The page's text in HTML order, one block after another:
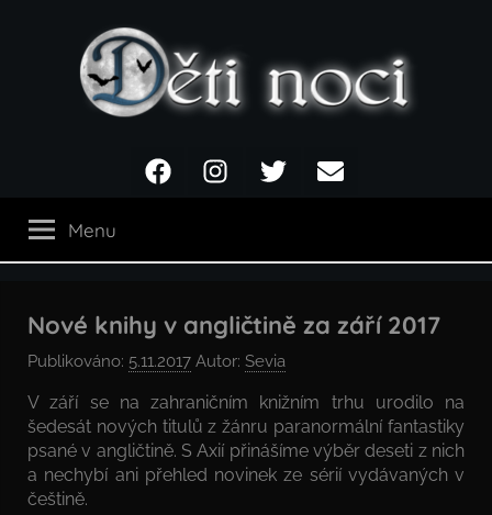
noci
FacebookInstagramTwitter Email
Menu
Nové knihy v angličtině za září 2017
Publikováno: 5.11.2017 Autor: Sevia
V září se na zahraničním knižním trhu urodilo na
šedesát nových titulů z žánru paranormální fantastiky
psané v angličtině. S Axií přinášíme výběr deseti z nich
a nechybí ani přehled novinek ze sérií vydávaných v
češtině.